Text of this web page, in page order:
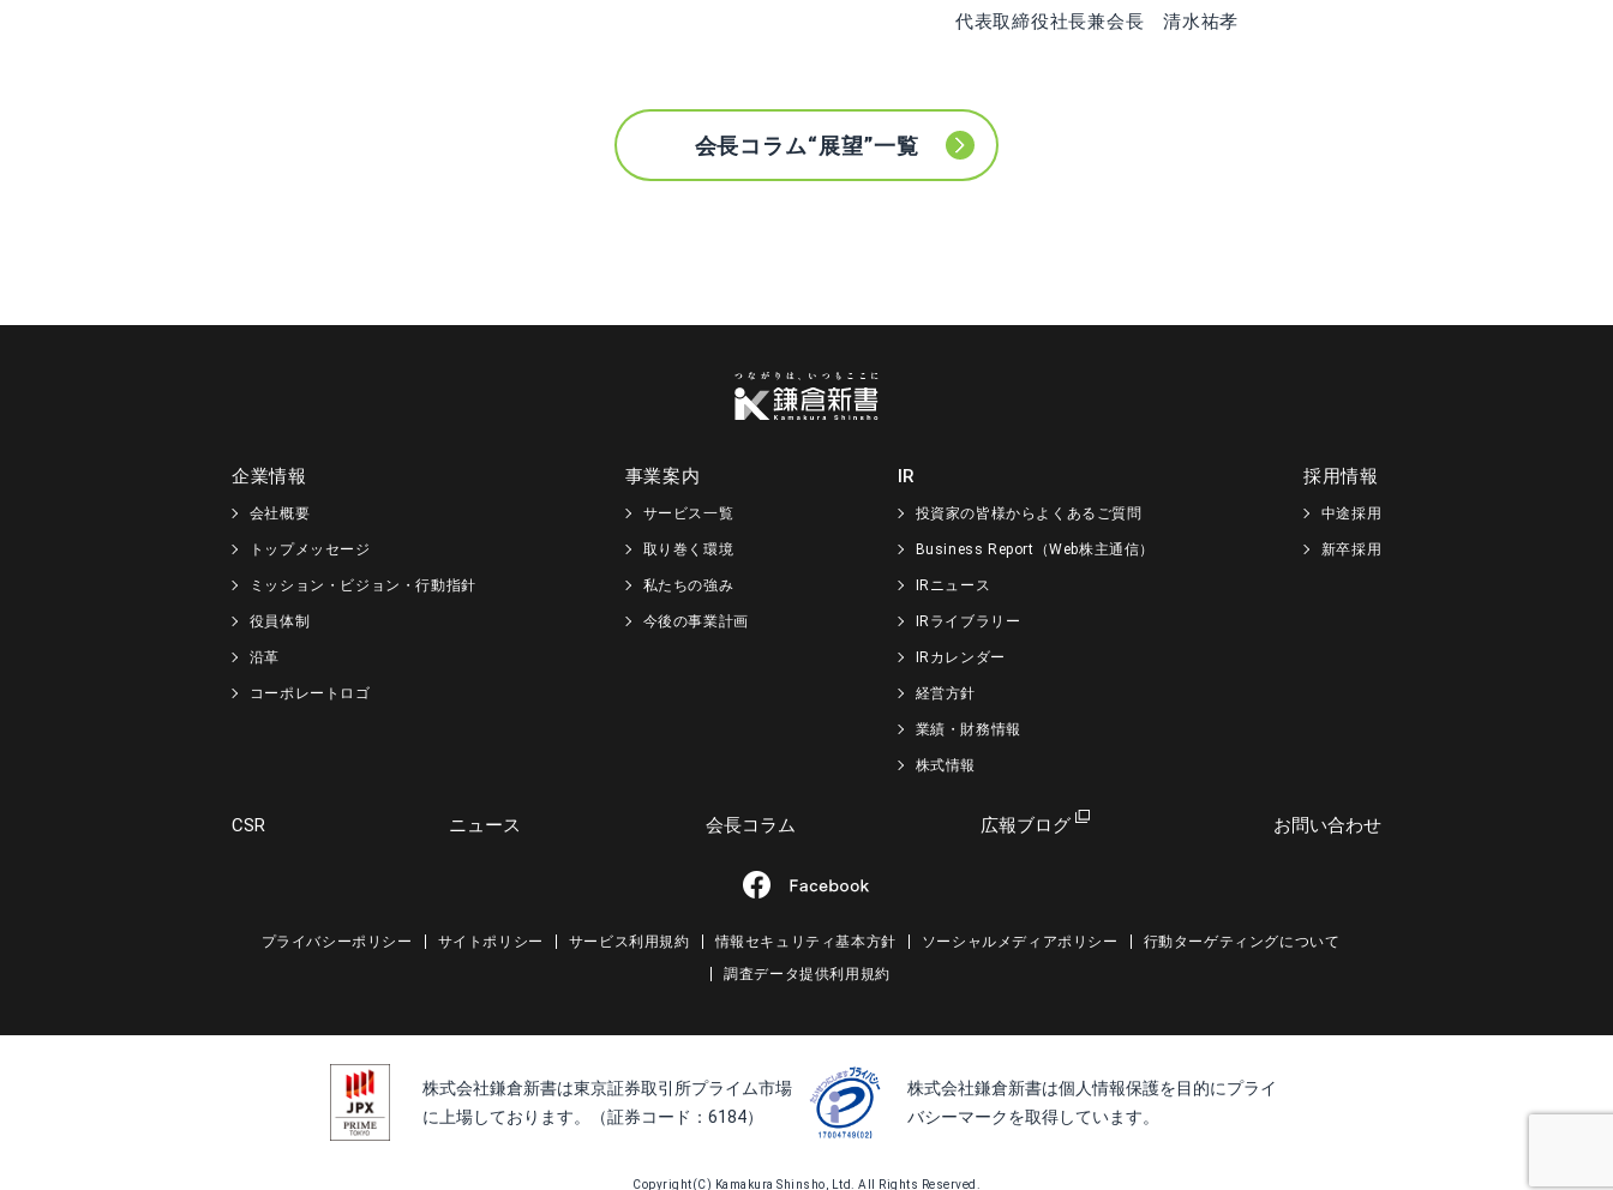
代表取締役社長兼会長 清水祐孝
会長コラム“展望”一覧
企業情報
会社概要
トップメッセージ
ミッション・ビジョン・行動指針
役員体制
沿革
コーポレートロゴ
事業案内
サービス一覧
取り巻く環境
私たちの強み
今後の事業計画
IR
投資家の皆様からよくあるご質問
Business Report（Web株主通信）
IRニュース
IRライブラリー
IRカレンダー
経営方針
業績・財務情報
株式情報
採用情報
中途採用
新卒採用
CSR ニュース 会長コラム 広報ブログ お問い合わせ
プライバシーポリシー サイトポリシー サービス利用規約 情報セキュリティ基本方針 ソーシャルメディアポリシー
行動ターゲティングについて
調査データ提供利用規約
株式会社鎌倉新書は東京証券取引所プライム市場
に上場しております。（証券コード：6184）
株式会社鎌倉新書は個人情報保護を目的にプライ
バシーマークを取得しています。
Copyright(C) Kamakura Shinsho, Ltd. All Rights Reserved.